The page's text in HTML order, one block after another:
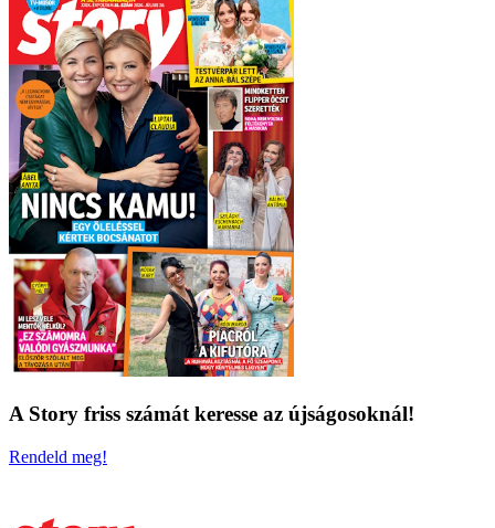
A Story friss számát keresse az újságosoknál!
Rendeld meg!